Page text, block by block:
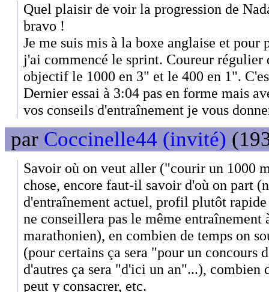
Quel plaisir de voir la progression de
bravo !
Je me suis mis à la boxe anglaise et pour
j'ai commencé le sprint. Coureur régulier
objectif le 1000 en 3" et le 400 en 1".
Dernier essai à 3:04 pas en forme mais
vos conseils d'entraînement je vous
par Coccinelle44 (invité)
Savoir où on veut aller ("courir un 1000
chose, encore faut-il savoir d'où on part
d'entraînement actuel, profil plutôt
ne conseillera pas le même entraînement
marathonien), en combien de temps on
(pour certains ça sera "pour un concours
d'autres ça sera "d'ici un an"...), combien
peut y consacrer, etc.